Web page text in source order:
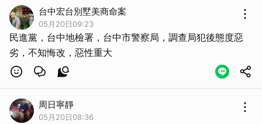
台中宏台別墅美商命案
05月20日09:23
民進黨，台中地檢署，台中市警察局，調查局犯後態度惡
劣，不知悔改，惡性重大
周日寧靜
05月20日08:36